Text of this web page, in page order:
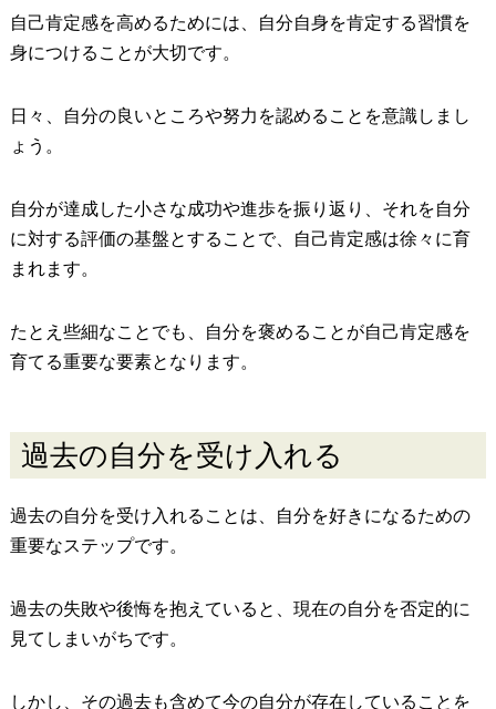
自己肯定感を高めるためには、自分自身を肯定する習慣を
身につけることが大切です。
日々、自分の良いところや努力を認めることを意識しまし
ょう。
自分が達成した小さな成功や進歩を振り返り、それを自分
に対する評価の基盤とすることで、自己肯定感は徐々に育
まれます。
たとえ些細なことでも、自分を褒めることが自己肯定感を
育てる重要な要素となります。
過去の自分を受け入れる
過去の自分を受け入れることは、自分を好きになるための
重要なステップです。
過去の失敗や後悔を抱えていると、現在の自分を否定的に
見てしまいがちです。
しかし、その過去も含めて今の自分が存在していることを